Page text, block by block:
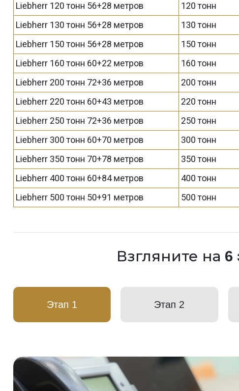
Liebherr 120 тонн 56+28 метров
120 тонн
Liebherr 130 тонн 56+28 метров
130 тонн
Liebherr 150 тонн 56+28 метров
150 тонн
Liebherr 160 тонн 60+22 метров
160 тонн
Liebherr 200 тонн 72+36 метров
200 тонн
Liebherr 220 тонн 60+43 метров
220 тонн
Liebherr 250 тонн 72+36 метров
250 тонн
Liebherr 300 тонн 60+70 метров
300 тонн
Liebherr 350 тонн 70+78 метров
350 тонн
Liebherr 400 тонн 60+84 метров
400 тонн
Liebherr 500 тонн 50+91 метров
500 тонн
Взгляните на 6
Этап 1 Этап 2